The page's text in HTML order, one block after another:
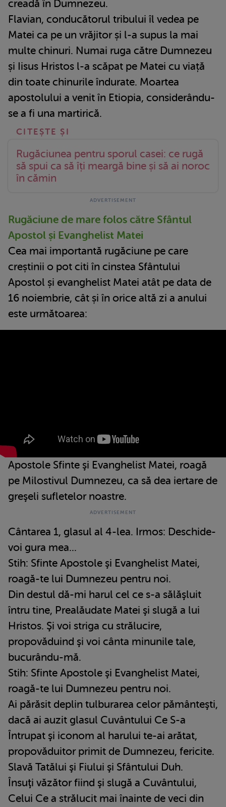
creadă în Dumnezeu.
Flavian, conducătorul tribului îl vedea pe
Matei ca pe un vrăjitor și l-a supus la mai
multe chinuri. Numai ruga către Dumnezeu
și Iisus Hristos l-a scăpat pe Matei cu viață
din toate chinurile îndurate. Moartea
apostolului a venit în Etiopia, considerându-
se a fi una martirică.
Rugăciunea pentru sporul casei: ce rugă
să spui ca să îți meargă bine și să ai noroc
în cămin
Rugăciune de mare folos către Sfântul
Apostol și Evanghelist Matei
Cea mai importantă rugăciune pe care
creștinii o pot citi în cinstea Sfântului
Apostol și evanghelist Matei atât pe data de
16 noiembrie, cât și în orice altă zi a anului
este următoarea:
Apostole Sfinte şi Evanghelist Matei, roagă
pe Milostivul Dumnezeu, ca să dea iertare de
greşeli sufletelor noastre.
Cântarea 1, glasul al 4-lea. Irmos: Deschide-
voi gura mea...
Stih: Sfinte Apostole şi Evanghelist Matei,
roagă-te lui Dumnezeu pentru noi.
Din destul dă-mi harul cel ce s-a sălăşluit
întru tine, Prealăudate Matei şi slugă a lui
Hristos. Şi voi striga cu strălucire,
propovăduind şi voi cânta minunile tale,
bucurându-mă.
Stih: Sfinte Apostole şi Evanghelist Matei,
roagă-te lui Dumnezeu pentru noi.
Ai părăsit deplin tulburarea celor pământeşti,
dacă ai auzit glasul Cuvântului Ce S-a
Întrupat şi iconom al harului te-ai arătat,
propovăduitor primit de Dumnezeu, fericite.
Slavă Tatălui şi Fiului şi Sfântului Duh.
Însuţi văzător fiind şi slugă a Cuvântului,
Celui Ce a strălucit mai înainte de veci din